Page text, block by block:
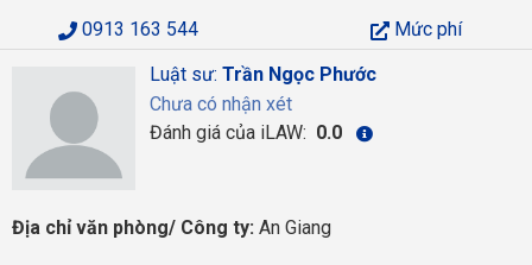
0913 163 544
Mức phí
Luật sư: Trần Ngọc Phước
Chưa có nhận xét
Đánh giá của iLAW: 0.0
Địa chỉ văn phòng/ Công ty: An Giang